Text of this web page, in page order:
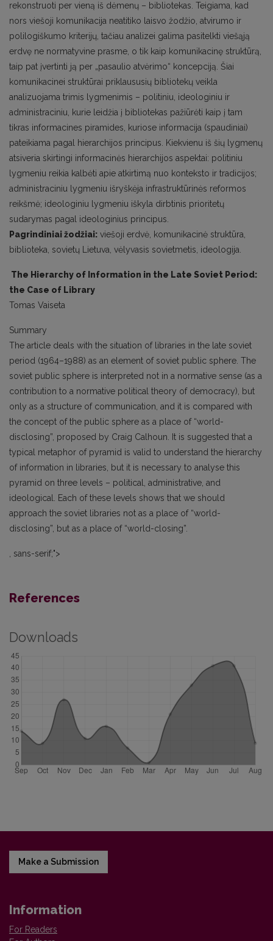
rekonstruoti per vieną iš dėmenų – bibliotekas. Teigiama, kad
nors viešoji komunikacija neatitiko laisvo žodžio, atvirumo ir
polilogiškumo kriterijų, tačiau analizei galima pasitelkti viešąją
erdvę ne normatyvine prasme, o tik kaip komunikacinę struktūrą,
taip pat įvertinti ją per „pasaulio atvėrimo“ koncepciją. Šiai
komunikacinei struktūrai priklaususių bibliotekų veikla
analizuojama trimis lygmenimis – politiniu, ideologiniu ir
administraciniu, kurie leidžia į bibliotekas pažiūrėti kaip į tam
tikras informacines piramides, kuriose informacija (spaudiniai)
pateikiama pagal hierarchijos principus. Kiekvienu iš šių lygmenų
atsiveria skirtingi informacinės hierarchijos aspektai: politiniu
lygmeniu reikia kalbėti apie atkirtimą nuo konteksto ir tradicijos;
administraciniu lygmeniu išryškėja infrastruktūrinės reformos
reikšmė; ideologiniu lygmeniu iškyla dirbtinis prioritetų
sudarymas pagal ideologinius principus.
Pagrindiniai žodžiai: viešoji erdvė, komunikacinė struktūra,
biblioteka, sovietų Lietuva, vėlyvasis sovietmetis, ideologija.
The Hierarchy of Information in the Late Soviet Period:
the Case of Library
Tomas Vaiseta
Summary
The article deals with the situation of libraries in the late soviet
period (1964–1988) as an element of soviet public sphere. The
soviet public sphere is interpreted not in a normative sense (as a
contribution to a normative political theory of democracy), but
only as a structure of communication, and it is compared with
the concept of the public sphere as a place of “world-
disclosing”, proposed by Craig Calhoun. It is suggested that a
typical metaphor of pyramid is valid to understand the hierarchy
of information in libraries, but it is necessary to analyse this
pyramid on three levels – political, administrative, and
ideological. Each of these levels shows that we should
approach the soviet libraries not as a place of “world-
disclosing”, but as a place of “world-closing”.
, sans-serif;">
References
Downloads
Make a Submission
Information
For Readers